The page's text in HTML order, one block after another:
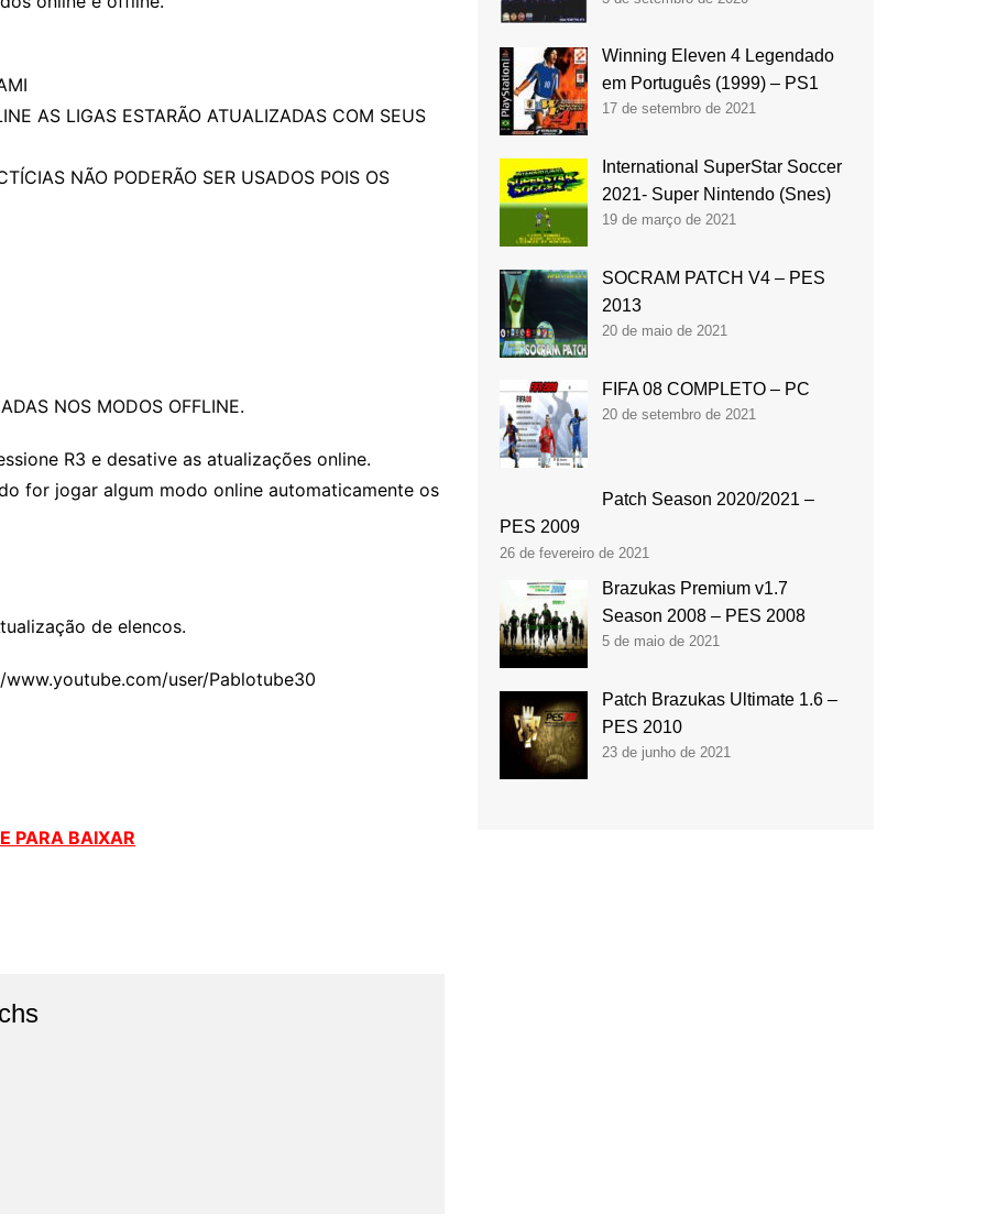
AS LIGAS ESTARÃO ATUALIZADAS COM SEUS
NÃO PODERÃO SER USADOS POIS OS
NOS MODOS OFFLINE.
R3 e desative as atualizações online.
for jogar algum modo online automaticamente os
de elencos.
user/Pablotube30
PARA BAIXAR
Winning Eleven 4 Legendado
em Português (1999) – PS1
17 de setembro de 2021
International SuperStar Soccer
2021- Super Nintendo (Snes)
19 de março de 2021
SOCRAM PATCH V4 – PES
2013
20 de maio de 2021
FIFA 08 COMPLETO – PC
20 de setembro de 2021
Patch Season 2020/2021 –
PES 2009
26 de fevereiro de 2021
Brazukas Premium v1.7
Season 2008 – PES 2008
5 de maio de 2021
Patch Brazukas Ultimate 1.6 –
PES 2010
23 de junho de 2021